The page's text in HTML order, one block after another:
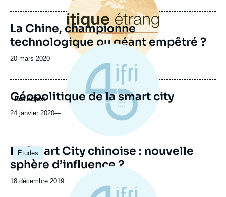
La Chine, championne
technologique ou géant empêtré ?
Date
publication
20 mars 2020
Logo
Géopolitique de la smart city
24 janvier 2020—
Études
Image
principale
La Smart City chinoise : nouvelle
sphère d’influence ?
Date
18 décembre 2019